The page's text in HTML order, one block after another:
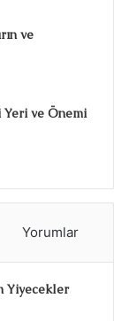
ve
Yeri ve Önemi
Yorumlar
Yiyecekler